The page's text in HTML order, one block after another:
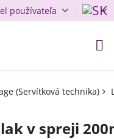
používateľa
(Servítková technika)
v spreji